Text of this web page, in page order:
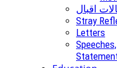
اقبال
Stray
Letters